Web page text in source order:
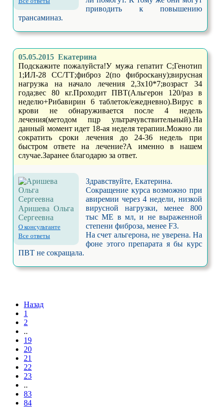
приводить к повышению
трансаминаз.
05.05.2015 Екатерина
Подскажите пожалуйста!У мужа гепатит С;Генотип
1;ИЛ-28 СС/ТТ;фиброз 2(по фиброскану);вирусная
нагрузка на начало лечения 2,3х10*7;возраст 34
года;вес 80 кг.Проходит ПВТ(Альгерон 120/раз в
неделю+Рибавирин 6 таблеток/ежедневно).Вирус в
крови не обнаруживается после 4 недель
лечения(методом пцр ультрачувствительный).На
данный момент идет 18-ая неделя терапии.Можно ли
сократить сроки лечения до 24-36 недель при
быстром ответе на лечение?А именно в нашем
случае.Заранее благодарю за ответ.
Аришева Ольга
Сергеевна
О консультанте
Все ответы
Здравствуйте, Екатерина.
Сокращение курса возможно при
авиремии через 4 недели, низкой
вирусной нагрузки, менее 800
тыс МЕ в мл, и не выраженной
степени фиброза, менее F3.
На счет альгерона, не уверена. На
фоне этого препарата я бы курс
ПВТ не сокращала.
Назад
1
2
..
19
20
21
22
23
..
83
84